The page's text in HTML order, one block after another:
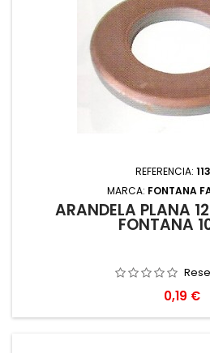
REFERENCIA:
MARCA: FONTANA
ARANDELA PLANA
FONTANA
Precio
0,19 €